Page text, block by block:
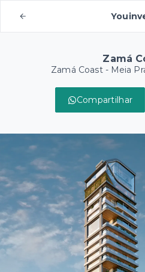
Zamá
Zamá Coast - Meia
Compartilhar